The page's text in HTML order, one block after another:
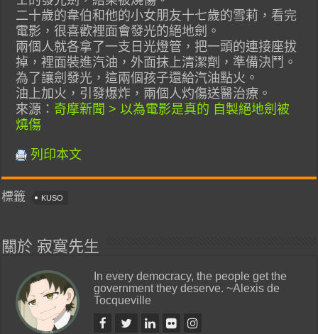
二十歲的韋伯和他的小女朋友十七歲的雪莉，看完
電影，很喜歡裡面會發光的絕地劍。
兩個人就各拿了一支日光燈管，把一頭的連接座拔
掉，裡面裝進汽油，外面抹上清潔劑，準備決鬥。
為了讓劍發光，這兩個孩子還給汽油點火。
油上加火，引發爆炸，兩個人灼傷送醫治療。
來源： 奇摩新聞 > 以為電影是真的 自製絕地劍被
燒傷
列印本文
標籤 KUSO
關於 寂寞先生
In every democracy, the people get the
government they deserve. ~Alexis de
Tocqueville